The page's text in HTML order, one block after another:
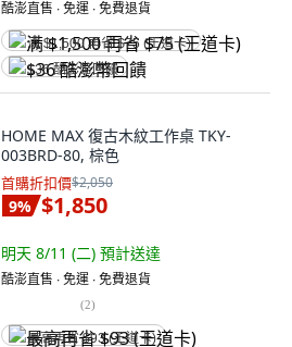
酷澎直售 ∙ 免運 ∙ 免費退貨
满 $1,500 再省 $75 (王道卡)
$36 酷澎幣回饋
HOME MAX 復古木紋工作桌 TKY-
003BRD-80, 棕色
首購折扣價$2,050
9% $1,850
明天 8/11 (二) 預計送達
酷澎直售 ∙ 免運 ∙ 免費退貨
(2)
最高再省 $93 (王道卡)